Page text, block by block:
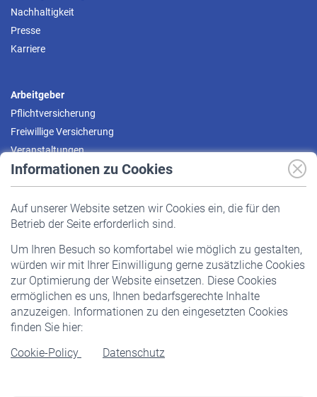
Informationen zu Cookies
Auf unserer Website setzen wir Cookies ein, die für den
Betrieb der Seite erforderlich sind.
Um Ihren Besuch so komfortabel wie möglich zu gestalten,
würden wir mit Ihrer Einwilligung gerne zusätzliche Cookies
zur Optimierung der Website einsetzen. Diese Cookies
ermöglichen es uns, Ihnen bedarfsgerechte Inhalte
anzuzeigen. Informationen zu den eingesetzten Cookies
finden Sie hier:
Cookie-Policy
Datenschutz
Nachhaltigkeit
Presse
Karriere
Arbeitgeber
Pflichtversicherung
Freiwillige Versicherung
Veranstaltungen
Pflichtversicherung
Staatliche Förderung
Veranstaltungen
Rentner
Rentenbeginn
Rente beantragen